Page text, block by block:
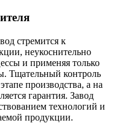
стремится к
неукоснительно
и применяя только
Тщательный контроль
производства, а на
гарантия. Завод
технологий и
продукции.